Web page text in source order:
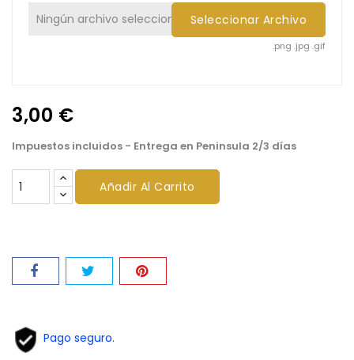
Ningún archivo seleccionadoSeleccionar Archivo
.png .jpg .gif
3,00 €
Impuestos incluidos - Entrega en Peninsula 2/3 días
Añadir Al Carrito
Pago seguro.